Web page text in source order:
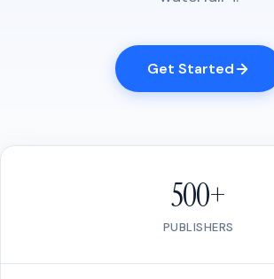
Get Started
500+
PUBLISHERS